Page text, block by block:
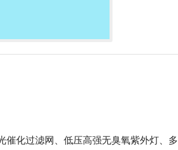
化过滤网、低压高强无臭氧紫外灯、